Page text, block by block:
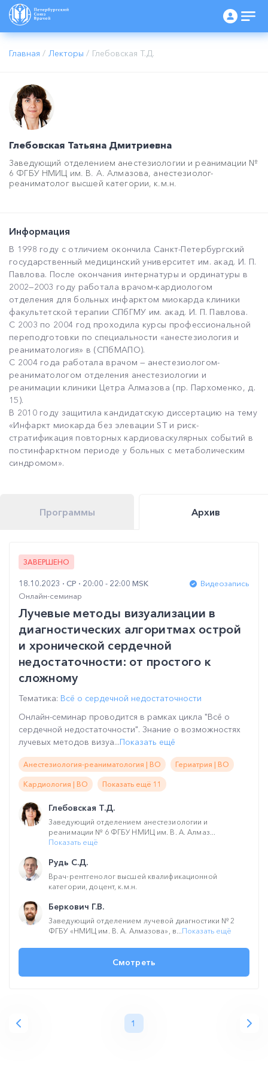
Главная / Лекторы / Глебовская Т.Д.
Глебовская Татьяна Дмитриевна
Заведующий отделением анестезиологии и реанимации №
6 ФГБУ НМИЦ им. В. А. Алмазова, анестезиолог-
реаниматолог высшей категории, к.м.н.
Информация
В 1998 году c отличием окончила Санкт-Петербургский
государственный медицинский университет им. акад. И. П.
Павлова. После окончания интернатуры и ординатуры в
2002—2003 году работала врачом-кардиологом
отделения для больных инфарктом миокарда клиники
факультетской терапии СПбГМУ им. акад. И. П. Павлова.
С 2003 по 2004 год проходила курсы профессиональной
переподготовки по специальности «анестезиология и
реаниматология» в (СПбМАПО).
С 2004 года работала врачом — анестезиологом-
реаниматологом отделения анестезиологии и
реанимации клиники Цетра Алмазова (пр. Пархоменко, д.
15).
В 2010 году защитила кандидатскую диссертацию на тему
«Инфаркт миокарда без элевации ST и риск-
стратификация повторных кардиоваскулярных событий в
постинфарктном периоде у больных с метаболическим
синдромом».
Программы Архив
ЗАВЕРШЕНО
18.10.2023 СР 20:00 - 22:00 MSK
Видеозапись
Онлайн-семинар
Лучевые методы визуализации в
диагностических алгоритмах острой
и хронической сердечной
недостаточности: от простого к
сложному
Тематика: Всё о сердечной недостаточности
Онлайн-семинар проводится в рамках цикла "Всё о
сердечной недостаточности". Знание о возможностях
лучевых методов визуа...Показать ещё
Анестезиология-реаниматология | ВО Гериатрия | ВО
Кардиология | ВО Показать ещё 11
Глебовская Т.Д.
Заведующий отделением анестезиологии и
реанимации № 6 ФГБУ НМИЦ им. В. А. Алмаз...
Показать ещё
Рудь С.Д.
Врач-рентгенолог высшей квалификационной
категории, доцент, к.м.н.
Беркович Г.В.
Заведующий отделением лучевой диагностики № 2
ФГБУ «НМИЦ им. В. А. Алмазова», в...Показать ещё
Смотреть
1